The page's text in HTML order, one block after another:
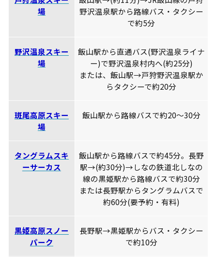
場
野沢温泉駅から路線バス・タクシー
で約5分
野沢温泉スキー
場
飯山駅から直通バス(野沢温泉ライナ
ー)で野沢温泉村内へ(約25分)
または、飯山駅→戸狩野沢温泉駅か
らタクシーで約20分
斑尾高原スキー
場
飯山駅から路線バスで約20～30分
タングラムスキ
ーサーカス
飯山駅から路線バスで約45分。長野
駅→(約30分)→しなの鉄道北しなの
線の黒姫駅から路線バスで約30分
または長野駅からタングラムバスで
約60分(要予約・有料)
黒姫高原スノー
パーク
長野駅→黒姫駅からバス・タクシー
で約10分